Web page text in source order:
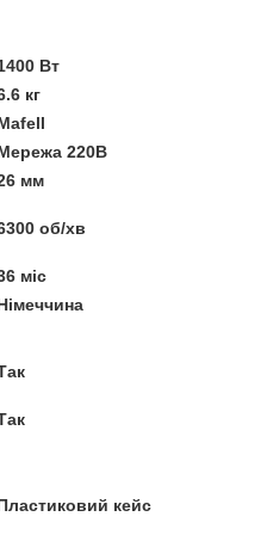
Вт
кг
220В
мм
об/хв
міс
кейс